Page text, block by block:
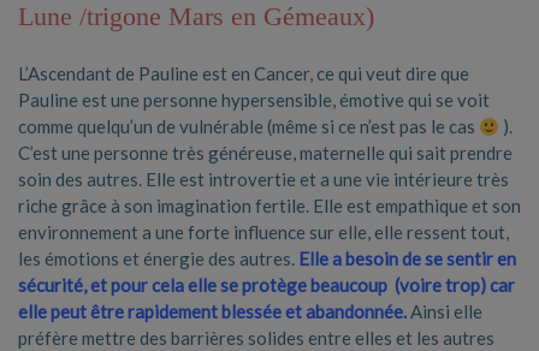
Lune /trigone Mars en Gémeaux)
L’Ascendant de Pauline est en Cancer, ce qui veut dire que
Pauline est une personne hypersensible, émotive qui se voit
comme quelqu’un de vulnérable (même si ce n’est pas le cas
).
C’est une personne très généreuse, maternelle qui sait prendre
soin des autres. Elle est introvertie et a une vie intérieure très
riche grâce à son imagination fertile. Elle est empathique et son
environnement a une forte influence sur elle, elle ressent tout,
les émotions et énergie des autres. Elle a besoin de se sentir en
sécurité, et pour cela elle se protège beaucoup (voire trop) car
elle peut être rapidement blessée et abandonnée.Ainsi elle
préfère mettre des barrières solides entre elles et les autres